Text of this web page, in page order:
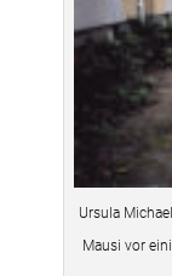
Ursula
Mausi vor